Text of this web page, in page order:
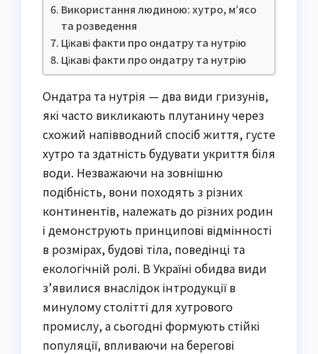
Використання людиною: хутро, м’ясо
та розведення
Цікаві факти про ондатру та нутрію
Цікаві факти про ондатру та нутрію
Ондатра та нутрія — два види гризунів,
які часто викликають плутанину через
схожий напівводний спосіб життя, густе
хутро та здатність будувати укриття біля
води. Незважаючи на зовнішню
подібність, вони походять з різних
континентів, належать до різних родин
і демонструють принципові відмінності
в розмірах, будові тіла, поведінці та
екологічній ролі. В Україні обидва види
з’явилися внаслідок інтродукції в
минулому столітті для хутрового
промислу, а сьогодні формують стійкі
популяції, впливаючи на берегові